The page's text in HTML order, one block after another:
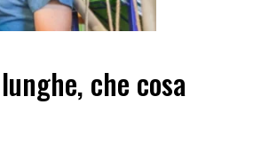
che cosa